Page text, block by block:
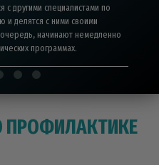
с другими специалистами по
и делятся с ними своими
начинают немедленно
программах.
ПРОФИЛАКТИКЕ